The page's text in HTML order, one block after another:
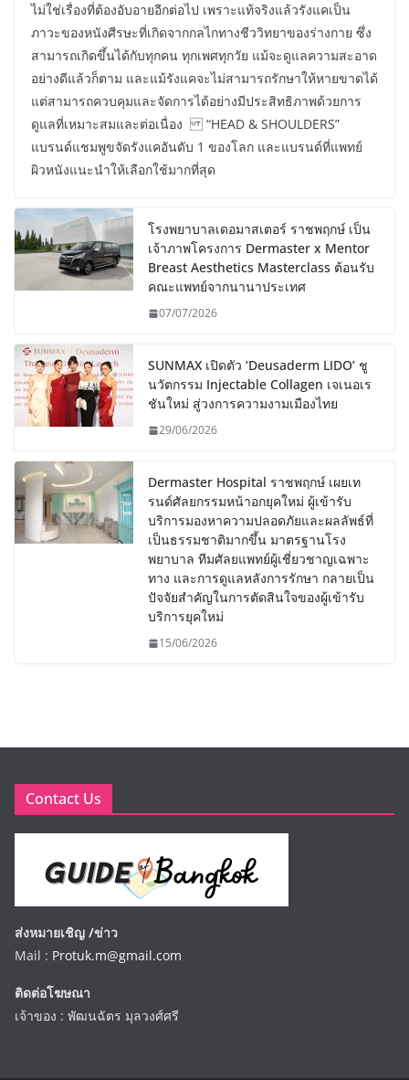
ไม่ใช่เรื่องที่ต้องอับอายอีกต่อไป เพราะแท้จริงแล้วรังแคเป็น
ภาวะของหนังศีรษะที่เกิดจากกลไกทางชีววิทยาของร่างกาย ซึ่ง
สามารถเกิดขึ้นได้กับทุกคน ทุกเพศทุกวัย แม้จะดูแลความสะอาด
อย่างดีแล้วก็ตาม และแม้รังแคจะไม่สามารถรักษาให้หายขาดได้
แต่สามารถควบคุมและจัดการได้อย่างมีประสิทธิภาพด้วยการ
ดูแลที่เหมาะสมและต่อเนื่อง “HEAD & SHOULDERS”
แบรนด์แชมพูขจัดรังแคอันดับ 1 ของโลก และแบรนด์ที่แพทย์
ผิวหนังแนะนำให้เลือกใช้มากที่สุด
โรงพยาบาลเดอมาสเตอร์ ราชพฤกษ์ เป็น
เจ้าภาพโครงการ Dermaster x Mentor
Breast Aesthetics Masterclass ต้อนรับ
คณะแพทย์จากนานาประเทศ
07/07/2026
SUNMAX เปิดตัว ‘Deusaderm LIDO’ ชู
นวัตกรรม Injectable Collagen เจเนอเร
ชันใหม่ สู่วงการความงามเมืองไทย
29/06/2026
Dermaster Hospital ราชพฤกษ์ เผยเท
รนด์ศัลยกรรมหน้าอกยุคใหม่ ผู้เข้ารับ
บริการมองหาความปลอดภัยและผลลัพธ์ที่
เป็นธรรมชาติมากขึ้น มาตรฐานโรง
พยาบาล ทีมศัลยแพทย์ผู้เชี่ยวชาญเฉพาะ
ทาง และการดูแลหลังการรักษา กลายเป็น
ปัจจัยสำคัญในการตัดสินใจของผู้เข้ารับ
บริการยุคใหม่
15/06/2026
Contact Us
ส่งหมายเชิญ /ข่าว
Mail : Protuk.m@gmail.com
ติดต่อโฆษณา
เจ้าของ : พัฒนฉัตร มุลวงศ์ศรี